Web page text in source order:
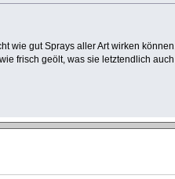
wie gut Sprays aller Art wirken
frisch geölt, was sie letztendlich